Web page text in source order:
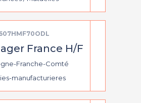
France H/F
Franche-Comté
manufacturieres